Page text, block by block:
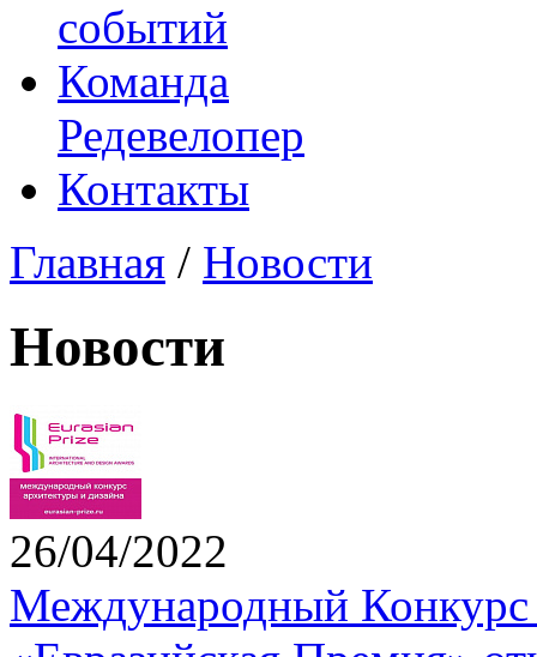
событий
Команда
Редевелопер
Контакты
Главная / Новости
Новости
26/04/2022
Международный Конкурс